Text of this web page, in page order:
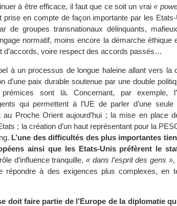
à être efficace, il faut que ce soit un vrai«
prise en compte de façon importante par les Etats-
de groupes transnationaux délinquants,
normatif, moins encore la démarche éthique
d’accords, voire respect des accords passés…
à un processus de longue haleine allant vers la
d’une paix durable soutenue par une double
sont là. Concernant, par exemple,
qui permettent à l’UE de parler d’une
au Proche Orient aujourd’hui ; la mise en place
; la création d’un haut représentant pour la
L’une des difficultés des plus importantes
ainsi que les Etats-Unis préfèrent le
d’influence tranquille,« dans l’esprit des gens »,
répondre à des exigences plus complexes, en
doit faire partie de l’Europe de la diplomatie